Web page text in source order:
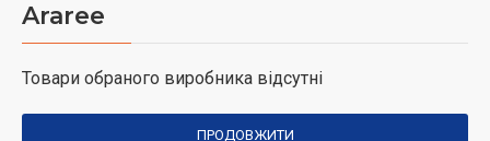
Araree
Товари обраного виробника відсутні
ПРОДОВЖИТИ